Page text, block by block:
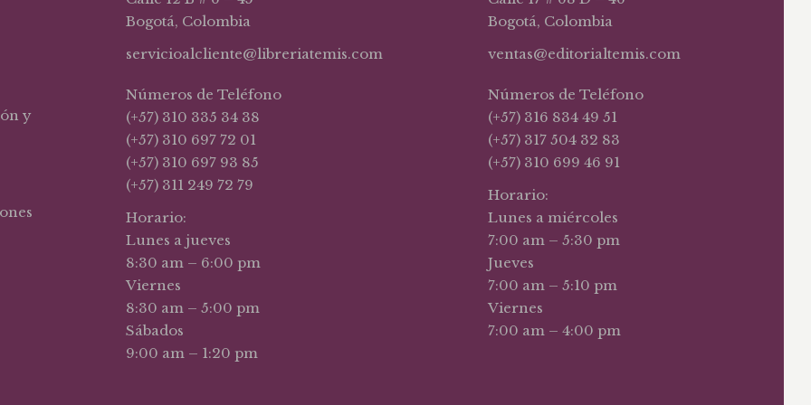
y
Bogotá, Colombia
servicioalcliente@libreriatemis.com
Números de Teléfono
(+57) 310 335 34 38
(+57) 310 697 72 01
(+57) 310 697 93 85
(+57) 311 249 72 79
Horario:
Lunes a jueves
8:30 am – 6:00 pm
Viernes
8:30 am – 5:00 pm
Sábados
9:00 am – 1:20 pm
Bogotá, Colombia
ventas@editorialtemis.com
Números de Teléfono
(+57) 316 834 49 51
(+57) 317 504 32 83
(+57) 310 699 46 91
Horario:
Lunes a miércoles
7:00 am – 5:30 pm
Jueves
7:00 am – 5:10 pm
Viernes
7:00 am – 4:00 pm